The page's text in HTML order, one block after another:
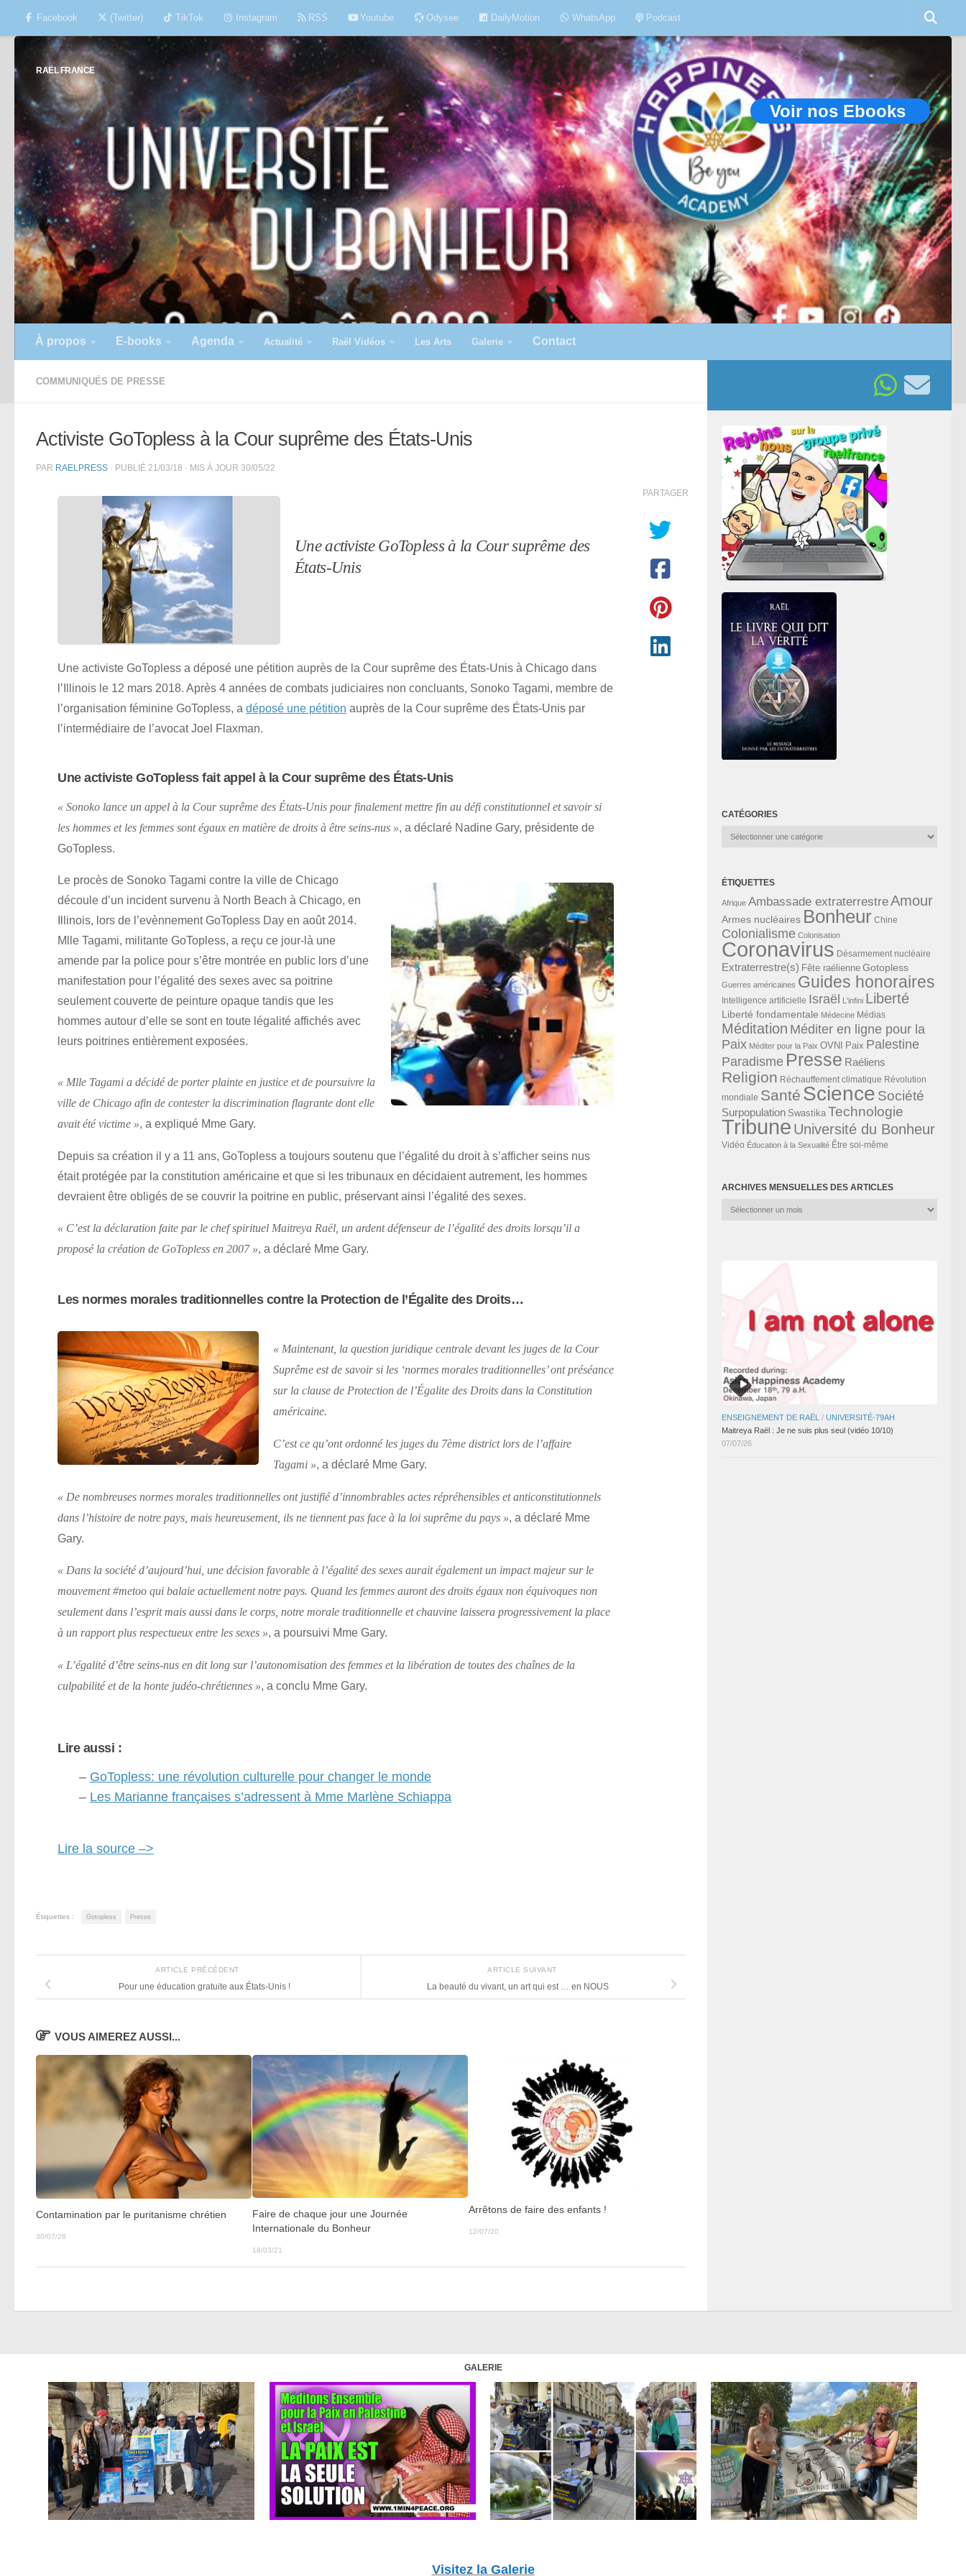
Skip to content
Facebook (Twitter) TikTok Instagram RSS Youtube Odysee DailyMotion WhatsApp Podcast
RAËL FRANCE
Voir nos Ebooks
À propos E-books Agenda Actualité Raël Vidéos Les Arts Galerie Contact
COMMUNIQUÉS DE PRESSE
Activiste GoTopless à la Cour suprême des États-Unis
PAR RAELPRESS · PUBLIÉ 21/03/18 · MIS À JOUR 30/05/22
Une activiste GoTopless à la Cour suprême des
États-Unis
Une activiste GoTopless a déposé une pétition auprès de la Cour suprême des États-Unis à Chicago dans
l’Illinois le 12 mars 2018. Après 4 années de combats judiciaires non concluants, Sonoko Tagami, membre de
l’organisation féminine GoTopless, a déposé une pétition auprès de la Cour suprême des États-Unis par
l’intermédiaire de l’avocat Joel Flaxman.
Une activiste GoTopless fait appel à la Cour suprême des États-Unis
« Sonoko lance un appel à la Cour suprême des États-Unis pour finalement mettre fin au défi constitutionnel et savoir si
les hommes et les femmes sont égaux en matière de droits à être seins-nus », a déclaré Nadine Gary, présidente de
GoTopless.
Le procès de Sonoko Tagami contre la ville de Chicago
découle d’un incident survenu à North Beach à Chicago, en
Illinois, lors de l’evènnement GoTopless Day en août 2014.
Mlle Tagami, militante GoTopless, a reçu ce jour-là une
amende par la police pour s’être montrée en public lors d’une
manifestation pour l’égalité des sexes avec sa poitrine
seulement couverte de peinture opaque tandis que les
hommes autour d’elle se sont en toute légalité affichés avec
leurs poitrines entièrement exposées.
« Mlle Tagami a décidé de porter plainte en justice et de poursuivre la
ville de Chicago afin de contester la discrimination flagrante dont elle
avait été victime », a expliqué Mme Gary.
Depuis sa création il y a 11 ans, GoTopless a toujours soutenu que l’égalité du droit à s’afficher seins nus
était protégée par la constitution américaine et que si les tribunaux en décidaient autrement, les hommes
devraient être obligés de se couvrir la poitrine en public, préservant ainsi l’égalité des sexes.
« C’est la déclaration faite par le chef spirituel Maitreya Raël, un ardent défenseur de l’égalité des droits lorsqu’il a
proposé la création de GoTopless en 2007 », a déclaré Mme Gary.
Les normes morales traditionnelles contre la Protection de l’Égalite des Droits…
« Maintenant, la question juridique centrale devant les juges de la Cour
Suprême est de savoir si les ‘normes morales traditionnelles’ont préséance
sur la clause de Protection de l’Égalite des Droits dans la Constitution
américaine.
C’est ce qu’ont ordonné les juges du 7ème district lors de l’affaire
Tagami », a déclaré Mme Gary.
« De nombreuses normes morales traditionnelles ont justifié d’innombrables actes répréhensibles et anticonstitutionnels
dans l’histoire de notre pays, mais heureusement, ils ne tiennent pas face à la loi suprême du pays », a déclaré Mme
Gary.
« Dans la société d’aujourd’hui, une décision favorable à l’égalité des sexes aurait également un impact majeur sur le
mouvement#metoo qui balaie actuellement notre pays. Quand les femmes auront des droits égaux non équivoques non
seulement dans l’esprit mais aussi dans le corps, notre morale traditionnelle et chauvine laissera progressivement la place
à un rapport plus respectueux entre les sexes », a poursuivi Mme Gary.
« L’égalité d’être seins-nus en dit long sur l’autonomisation des femmes et la libération de toutes des chaînes de la
culpabilité et de la honte judéo-chrétiennes », a conclu Mme Gary.
Lire aussi :
– GoTopless: une révolution culturelle pour changer le monde
– Les Marianne françaises s’adressent à Mme Marlène Schiappa
Lire la source –>
PARTAGER
Étiquettes : Gotopless Presse
ARTICLE SUIVANT
La beauté du vivant, un art qui est … en NOUS
ARTICLE PRÉCÉDENT
Pour une éducation gratuite aux États-Unis !
VOUS AIMEREZ AUSSI...
Contamination par le puritanisme chrétien
30/07/26
Faire de chaque jour une Journée
Internationale du Bonheur
18/03/21
Arrêtons de faire des enfants !
12/07/20
CATÉGORIES
Catégories
ÉTIQUETTES
Afrique Ambassade extraterrestreAmour
Armes nucléaires Bonheur Chine
Colonialisme Colonisation
Coronavirus Désarmement nucléaire
Extraterrestre(s) Fête raélienne Gotopless
Guerres américaines Guides honoraires
Intelligence artificielle Israël L'infini Liberté
Liberté fondamentale Médecine Médias
Méditation Méditer en ligne pour la
Paix Méditer pour la Paix OVNI Paix Palestine
Paradisme Presse Raéliens
Religion Réchauffement climatique Révolution
mondiale Santé Science Société
Surpopulation Swastika Technologie
Tribune Université du Bonheur
Vidéo Éducation à la Sexualité Être soi-même
ARCHIVES MENSUELLES DES ARTICLES
Archives
ENSEIGNEMENT DE RAËL / UNIVERSITÉ-79AH
Maitreya Raël : Je ne suis plus seul (vidéo 10/10)
07/07/26
GALERIE
Visitez la Galerie